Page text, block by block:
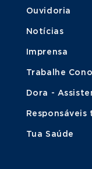
Ouvidoria
Notícias
Imprensa
Trabalhe
Dora -
Responsáveis
Tua Saúde